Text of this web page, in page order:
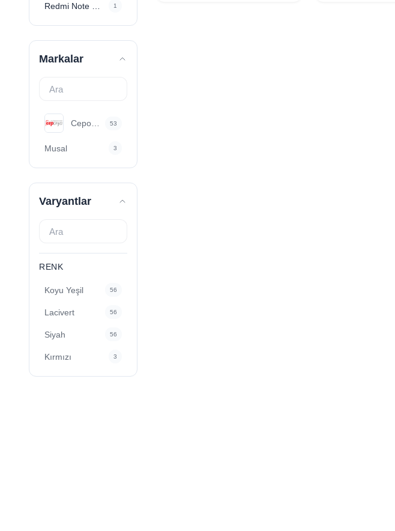
1
Markalar
53
Musal 3
Varyantlar
RENK
Koyu Yeşil 56
Lacivert 56
Siyah 56
Kırmızı 3